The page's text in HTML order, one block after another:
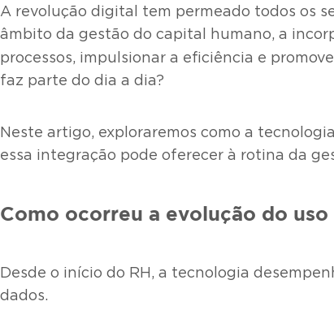
A revolução digital tem permeado todos os
âmbito da gestão do capital humano, a
processos, impulsionar a eficiência e
faz parte do dia a dia?
Neste artigo, exploraremos como a
essa integração pode oferecer à rotina da
Como ocorreu a evolução do
Desde o início do RH, a tecnologia
dados.